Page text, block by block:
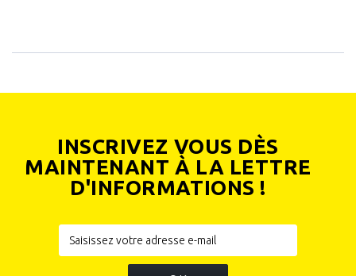
INSCRIVEZ VOUS DÈS
MAINTENANT À LA LETTRE
D'INFORMATIONS !